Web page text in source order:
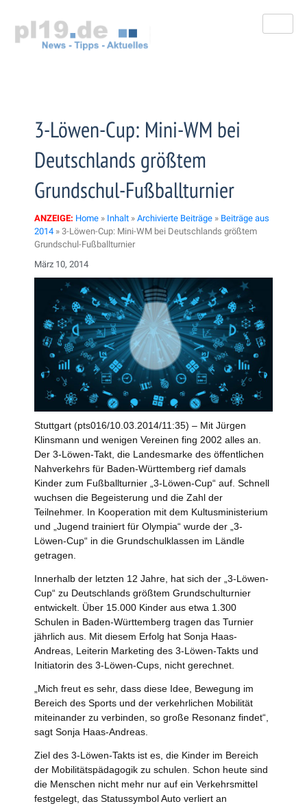
springen
3-Löwen-Cup: Mini-WM bei
Deutschlands größtem
Grundschul-Fußballturnier
ANZEIGE: Home » Inhalt » Archivierte Beiträge » Beiträge aus
2014 » 3-Löwen-Cup: Mini-WM bei Deutschlands größtem
Grundschul-Fußballturnier
März 10, 2014
Stuttgart (pts016/10.03.2014/11:35) – Mit Jürgen
Klinsmann und wenigen Vereinen fing 2002 alles an.
Der 3-Löwen-Takt, die Landesmarke des öffentlichen
Nahverkehrs für Baden-Württemberg rief damals
Kinder zum Fußballturnier „3-Löwen-Cup“ auf. Schnell
wuchsen die Begeisterung und die Zahl der
Teilnehmer. In Kooperation mit dem Kultusministerium
und „Jugend trainiert für Olympia“ wurde der „3-
Löwen-Cup“ in die Grundschulklassen im Ländle
getragen.
Innerhalb der letzten 12 Jahre, hat sich der „3-Löwen-
Cup“ zu Deutschlands größtem Grundschulturnier
entwickelt. Über 15.000 Kinder aus etwa 1.300
Schulen in Baden-Württemberg tragen das Turnier
jährlich aus. Mit diesem Erfolg hat Sonja Haas-
Andreas, Leiterin Marketing des 3-Löwen-Takts und
Initiatorin des 3-Löwen-Cups, nicht gerechnet.
„Mich freut es sehr, dass diese Idee, Bewegung im
Bereich des Sports und der verkehrlichen Mobilität
miteinander zu verbinden, so große Resonanz findet“,
sagt Sonja Haas-Andreas.
Ziel des 3-Löwen-Takts ist es, die Kinder im Bereich
der Mobilitätspädagogik zu schulen. Schon heute sind
die Menschen nicht mehr nur auf ein Verkehrsmittel
festgelegt, das Statussymbol Auto verliert an